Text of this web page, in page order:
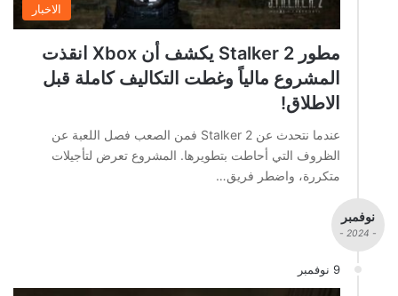
الاخبار
مطور Stalker 2 يكشف أن Xbox انقذت
المشروع مالياً وغطت التكاليف كاملة قبل
الاطلاق!
عندما نتحدث عن Stalker 2 فمن الصعب فصل اللعبة عن
الظروف التي أحاطت بتطويرها. المشروع تعرض لتأجيلات
متكررة، واضطر فريق…
نوفمبر
- 2024 -
9 نوفمبر